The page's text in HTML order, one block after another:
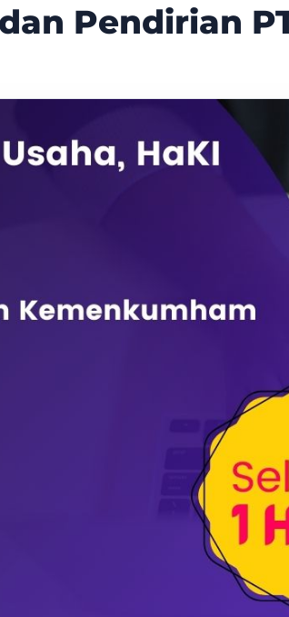
Pendirian